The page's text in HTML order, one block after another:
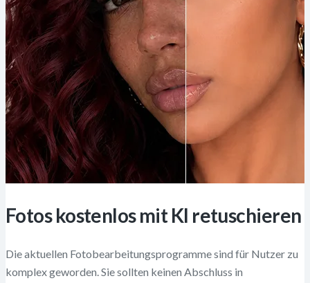
Fotos kostenlos mit KI retuschieren
Die aktuellen Fotobearbeitungsprogramme sind für Nutzer zu
komplex geworden. Sie sollten keinen Abschluss in